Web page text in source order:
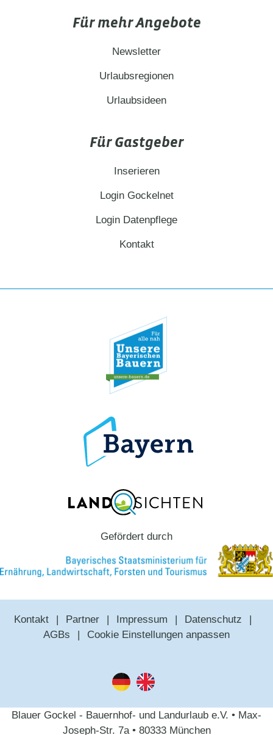
Für mehr Angebote
Newsletter
Urlaubsregionen
Urlaubsideen
Für Gastgeber
Inserieren
Login Gockelnet
Login Datenpflege
Kontakt
Gefördert durch
Kontakt Partner Impressum
Datenschutz
AGBs
Cookie Einstellungen anpassen
Blauer Gockel - Bauernhof- und Landurlaub e.V. • Max-
Joseph-Str. 7a • 80333 München